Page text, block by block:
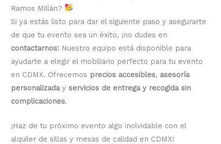
Ramos Millán?
Si ya estás listo para dar el siguiente paso y asegurarte
de que tu evento sea un éxito, ¡no dudes en
contactarnos! Nuestro equipo está disponible para
ayudarte a elegir el mobiliario perfecto para tu evento
en CDMX. Ofrecemos precios accesibles, asesoría
personalizadayservicios de entrega y recogida sin
complicaciones.
¡Haz de tu próximo evento algo inolvidable con el
alquiler de sillas y mesas de calidad en CDMX!